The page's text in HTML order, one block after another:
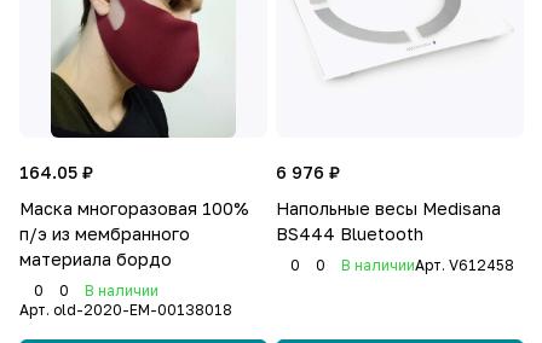
164.05 ₽
Маска многоразовая 100%
п/э из мембранного
материала бордо
0 0
В наличии
Арт. old-2020-EM-00138018
6 976 ₽
Напольные весы Medisana
BS444 Bluetooth
0 0 В наличииАрт. V612458